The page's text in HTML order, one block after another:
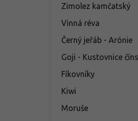
Zimolez kamčatský
Vinná réva
Černý jeřáb - Arónie
Goji - Kustovnice
Fíkovníky
Kiwi
Moruše